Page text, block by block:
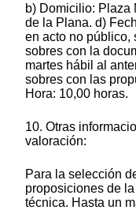
b) Domicilio: Plaza
de la Plana. d)
en acto no público,
sobres con la
martes hábil al
sobres con las
Hora: 10,00 horas.
10. Otras
valoración:
Para la selección
proposiciones de
técnica. Hasta un